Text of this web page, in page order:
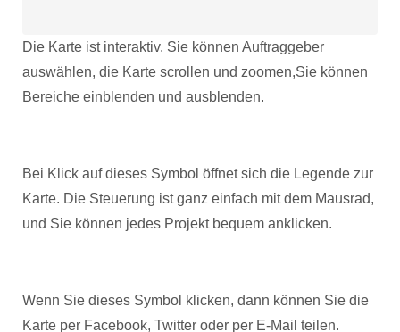
Die Karte ist interaktiv. Sie können Auftraggeber
auswählen, die Karte scrollen und zoomen,Sie können
Bereiche einblenden und ausblenden.
Bei Klick auf dieses Symbol öffnet sich die Legende zur
Karte. Die Steuerung ist ganz einfach mit dem Mausrad,
und Sie können jedes Projekt bequem anklicken.
Wenn Sie dieses Symbol klicken, dann können Sie die
Karte per Facebook, Twitter oder per E-Mail teilen.